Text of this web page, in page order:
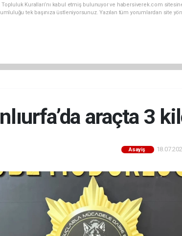
Kuralları’nı kabul etmiş bulunuyor ve habersiverek.com
tek başınıza üstleniyorsunuz. Yazılan tüm yorumlardan site
araçta 3
Asayiş